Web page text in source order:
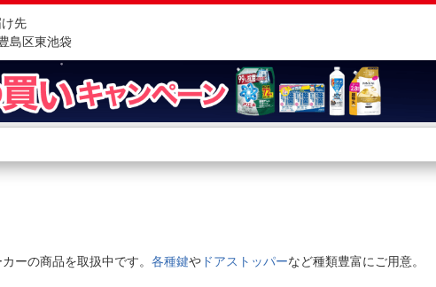
先
島区東池袋
店舗情報・店舗一覧
ーの商品を取扱中です。 各種鍵や ドアストッパーなど種類豊富にご用意。